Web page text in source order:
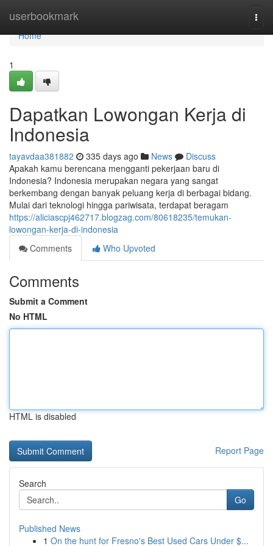
userbookmark
Home
Home
1
Dapatkan Lowongan Kerja di
Indonesia
tayavdaa381882 335 days ago News
Discuss
Apakah kamu berencana mengganti pekerjaan baru di
Indonesia? Indonesia merupakan negara yang sangat
berkembang dengan banyak peluang kerja di berbagai bidang.
Mulai dari teknologi hingga pariwisata, terdapat beragam
https://aliciascpj462717.blogzag.com/80618235/temukan-
lowongan-kerja-di-indonesia
Comments
Who Upvoted
Comments
Submit a Comment
No HTML
HTML is disabled
Report Page
Search
Go
Published News
1 On the hunt for Fresno's Best Used Cars Under $...